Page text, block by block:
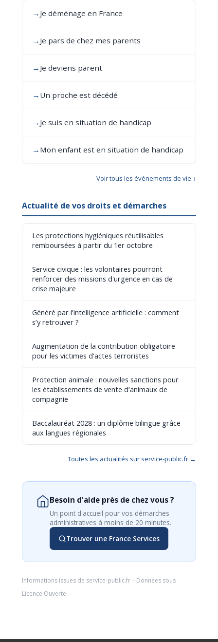
→ Je déménage en France
→ Je pars de chez mes parents
→ Je deviens parent
→ Un proche est décédé
→ Je suis en situation de handicap
→ Mon enfant est en situation de handicap
Voir tous les événements de vie ↓
Actualité de vos droits et démarches
Les protections hygiéniques réutilisables
remboursées à partir du 1er octobre
Service civique : les volontaires pourront
renforcer des missions d'urgence en cas de
crise majeure
Généré par l’intelligence artificielle : comment
s’y retrouver ?
Augmentation de la contribution obligatoire
pour les victimes d’actes terroristes
Protection animale : nouvelles sanctions pour
les établissements de vente d’animaux de
compagnie
Baccalauréat 2028 : un diplôme bilingue grâce
aux langues régionales
Toutes les actualités sur service-public.fr →
Besoin d'aide près de chez vous ?
Un point d'accueil pour vos démarches
administratives à moins de 20 minutes.
Trouver une France Services
Informations issues de service-public.fr– Données sous
Licence Ouverte.